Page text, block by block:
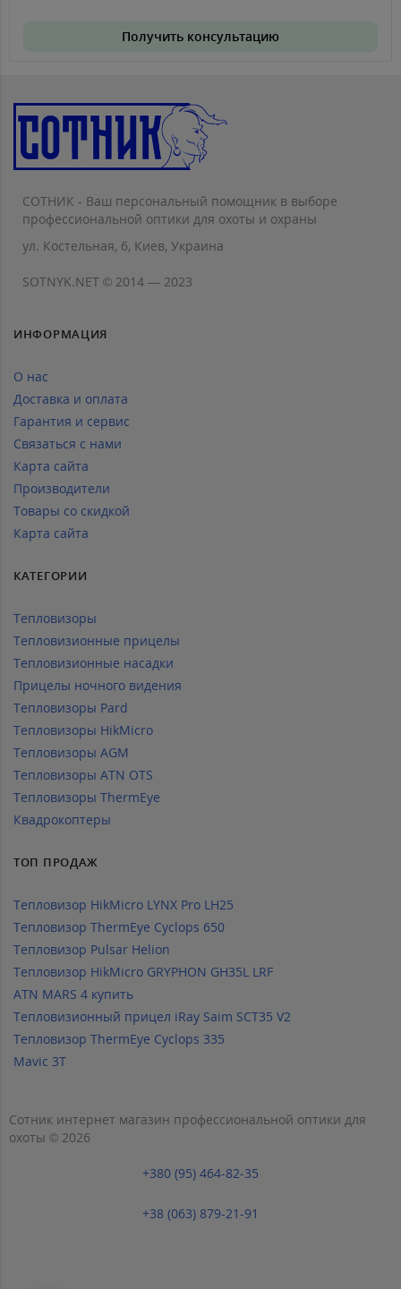
Получить консультацию
СОТНИК - Ваш персональный помощник в выборе
профессиональной оптики для охоты и охраны
ул. Костельная, 6, Киев, Украина
SOTNYK.NET © 2014 — 2023
ИНФОРМАЦИЯ
О нас
Доставка и оплата
Гарантия и сервис
Связаться с нами
Карта сайта
Производители
Товары со скидкой
Карта сайта
КАТЕГОРИИ
Тепловизоры
Тепловизионные прицелы
Тепловизионные насадки
Прицелы ночного видения
Тепловизоры Pard
Тепловизоры HikMicro
Тепловизоры AGM
Тепловизоры ATN OTS
Тепловизоры ThermEye
Квадрокоптеры
ТОП ПРОДАЖ
Тепловизор HikMicro LYNX Pro LH25
Тепловизор ThermEye Cyclops 650
Тепловизор Pulsar Helion
Тепловизор HikMicro GRYPHON GH35L LRF
ATN MARS 4 купить
Тепловизионный прицел iRay Saim SCT35 V2
Тепловизор ThermEye Cyclops 335
Mavic 3T
Сотник интернет магазин профессиональной оптики для
охоты © 2026
+380 (95) 464-82-35
+38 (063) 879-21-91